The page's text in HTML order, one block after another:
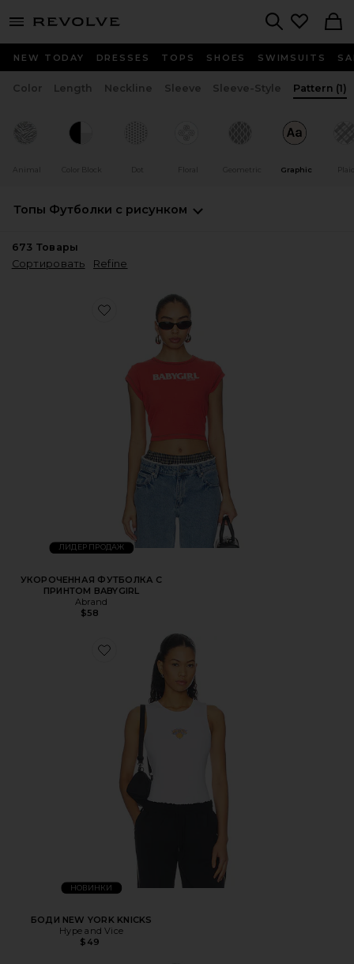
menu - shows more content
NEW TODAY DRESSES TOPS SHOES SWIMSUITS
Color Length Neckline Sleeve Sleeve-Style Pattern (1)
Animal Color Block Dot Floral Geometric Graphic
Топы Футболки с рисунком
673 Товары
Сортировать
Refine
ЛИДЕР ПРОДАЖ
УКОРОЧЕННАЯ ФУТБОЛКА С
ПРИНТОМ BABYGIRL
Abrand
$58
НОВИНКИ
БОДИ NEW YORK KNICKS
Hype and Vice
$49